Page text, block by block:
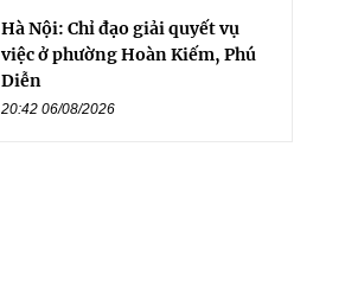
Hà Nội: Chỉ đạo giải quyết vụ
việc ở phường Hoàn Kiếm, Phú
Diễn
20:42 06/08/2026